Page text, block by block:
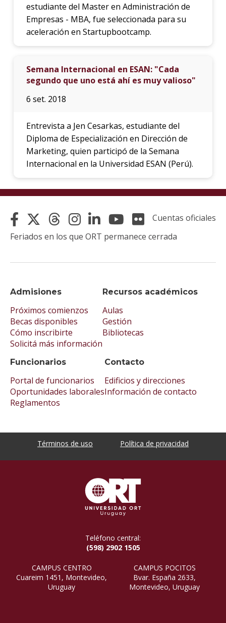
estudiante del Master en Administración de
Empresas - MBA, fue seleccionada para su
aceleración en Startupbootcamp.
Semana Internacional en ESAN: "Cada
segundo que uno está ahí es muy valioso"
6 set. 2018
Entrevista a Jen Cesarkas, estudiante del
Diploma de Especialización en Dirección de
Marketing, quien participó de la Semana
Internacional en la Universidad ESAN (Perú).
Admisiones
Próximos comienzos
Becas disponibles
Cómo inscribirte
Solicitá más información
Recursos académicos
Aulas
Gestión
Bibliotecas
Funcionarios
Portal de funcionarios
Oportunidades laborales
Reglamentos
Contacto
Edificios y direcciones
Información de contacto
Cuentas oficiales
Feriados en los que ORT permanece cerrada
Términos de uso Política de privacidad
Teléfono central:
(598) 2902 1505
CAMPUS CENTRO
Cuareim 1451, Montevideo,
Uruguay
CAMPUS POCITOS
Bvar. España 2633,
Montevideo, Uruguay